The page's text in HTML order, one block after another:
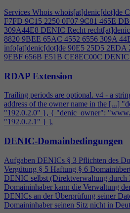
Services Whois whois[at]denic[dot]de
F7FD 9C15 2250 0F07 9C81 465E
309A44E8 DENIC Recht
8820 9BEE 65AC 4552 6556 309A
info[at]denic[dot]de 90E5 25D5 2EDA
9EBF 656B E51B CE8EC00C DENIC
RDAP Extension
Trailing periods are optional. v4 - a
address of the owner name in the [...]
"192.0.2.0" }, { "denic_owner":
"192.0.2.1" } ],
DENIC-Domainbedingungen
Aufgaben DENICs § 3 Pflichten des
Vergütung § 5 Haftung § 6
DENIC selbst (Direktverwaltung
Domaininhaber kann die Verwaltung
DENICs an der Überprüfung seiner
Domaininhaber seinen Sitz nicht in